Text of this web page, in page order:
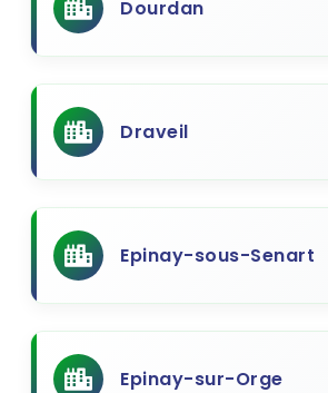
Dourdan
Draveil
Epinay-sous-Senart
Epinay-sur-Orge